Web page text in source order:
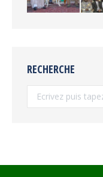
RECHERCHE